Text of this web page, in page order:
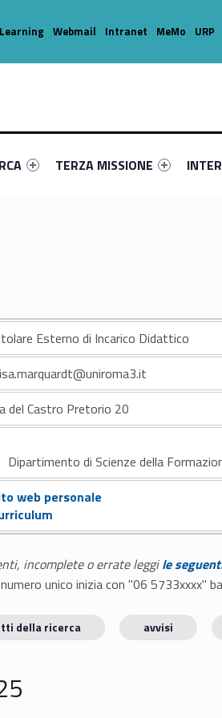
primary-70561-16
#link-menu-primary-3791-39
Link identifier #link-menu-
TERZA MISSIONE
Link
Webmail Intranet MeMo URP
Esterno di Incarico Didattico
del Castro Pretorio 20
Dipartimento di Scienze della
web personale
incomplete o errate leggile
unico inizia con "06
della ricerca avvisi